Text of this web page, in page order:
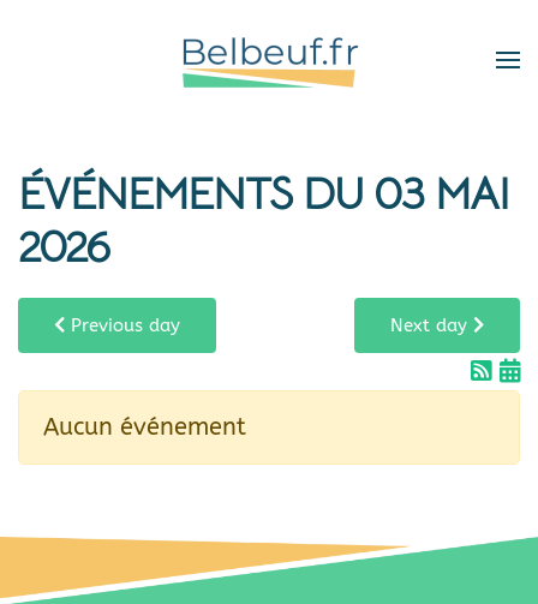
ÉVÉNEMENTS DU 03 MAI
2026
Previous day Next day
Aucun événement